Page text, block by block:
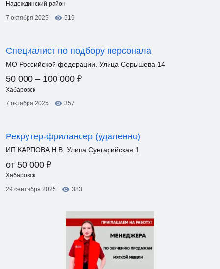
Надеждинский район
7 октября 2025
519
Специалист по подбору персонала
МО Российской федерации. Улица Серышева 14
50 000 – 100 000 ₽
Хабаровск
7 октября 2025
357
Рекрутер-фрилансер (удаленно)
ИП КАРПОВА Н.В. Улица Сунгарийская 1
от 50 000 ₽
Хабаровск
29 сентября 2025
383